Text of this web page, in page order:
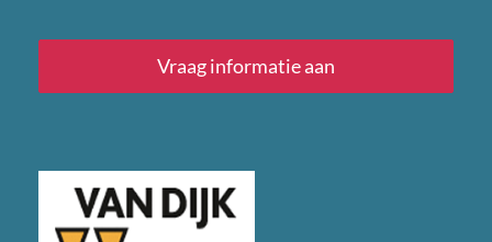
Vraag informatie aan